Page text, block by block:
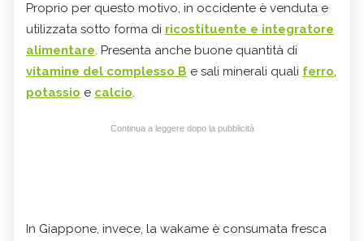
Proprio per questo motivo, in occidente è venduta e
utilizzata sotto forma di ricostituente e integratore
alimentare. Presenta anche buone quantità di
vitamine del complesso B e sali minerali quali ferro,
potassio e calcio.
Continua a leggere dopo la pubblicità
In Giappone, invece, la wakame è consumata fresca